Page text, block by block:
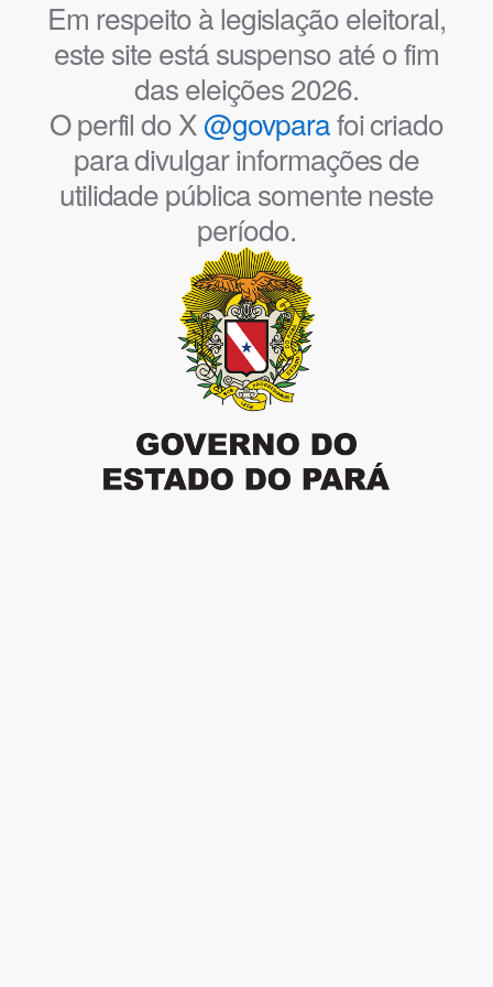
Em respeito à legislação eleitoral,
este site está suspenso até o fim
das eleições 2026.
O perfil do X@govparafoi criado
para divulgar informações de
utilidade pública somente neste
período.